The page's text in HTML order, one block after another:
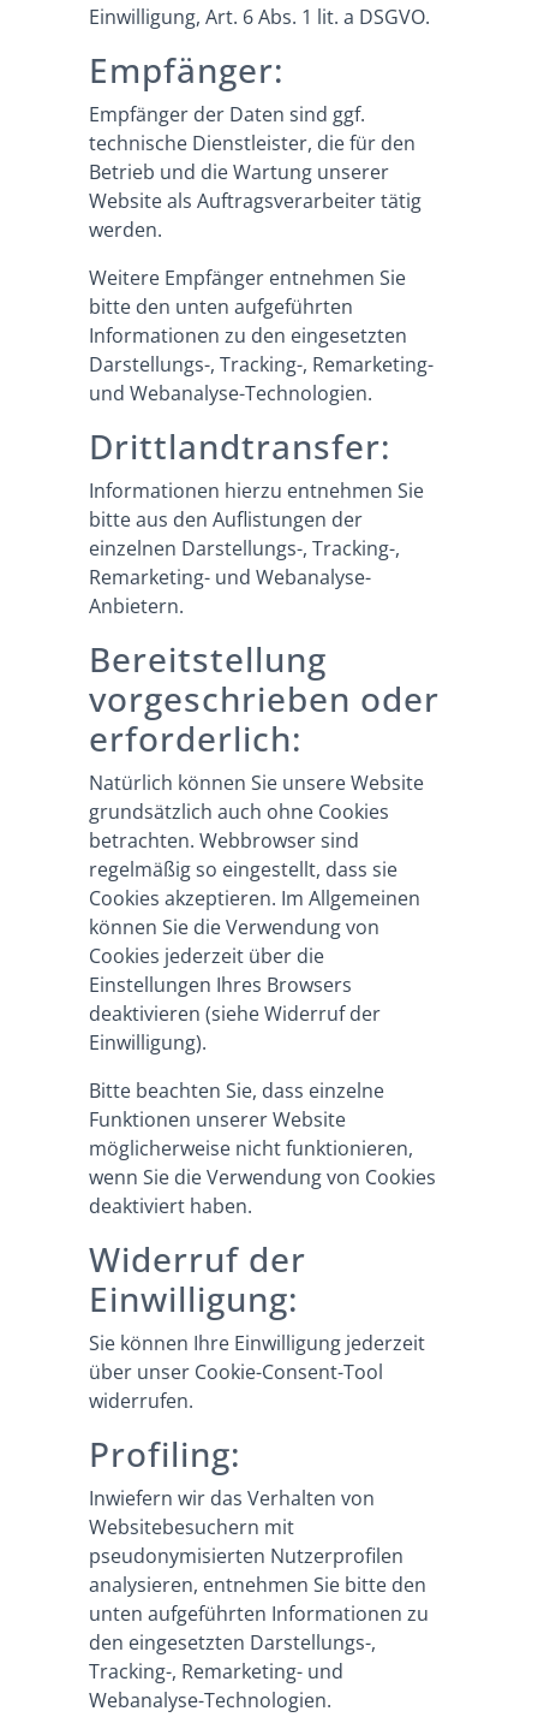
Einwilligung, Art. 6 Abs. 1 lit. a DSGVO.
Empfänger:
Empfänger der Daten sind ggf.
technische Dienstleister, die für den
Betrieb und die Wartung unserer
Website als Auftragsverarbeiter tätig
werden.
Weitere Empfänger entnehmen Sie
bitte den unten aufgeführten
Informationen zu den eingesetzten
Darstellungs-, Tracking-, Remarketing-
und Webanalyse-Technologien.
Drittlandtransfer:
Informationen hierzu entnehmen Sie
bitte aus den Auflistungen der
einzelnen Darstellungs-, Tracking-,
Remarketing- und Webanalyse-
Anbietern.
Bereitstellung
vorgeschrieben oder
erforderlich:
Natürlich können Sie unsere Website
grundsätzlich auch ohne Cookies
betrachten. Webbrowser sind
regelmäßig so eingestellt, dass sie
Cookies akzeptieren. Im Allgemeinen
können Sie die Verwendung von
Cookies jederzeit über die
Einstellungen Ihres Browsers
deaktivieren (siehe Widerruf der
Einwilligung).
Bitte beachten Sie, dass einzelne
Funktionen unserer Website
möglicherweise nicht funktionieren,
wenn Sie die Verwendung von Cookies
deaktiviert haben.
Widerruf der
Einwilligung:
Sie können Ihre Einwilligung jederzeit
über unser Cookie-Consent-Tool
widerrufen.
Profiling:
Inwiefern wir das Verhalten von
Websitebesuchern mit
pseudonymisierten Nutzerprofilen
analysieren, entnehmen Sie bitte den
unten aufgeführten Informationen zu
den eingesetzten Darstellungs-,
Tracking-, Remarketing- und
Webanalyse-Technologien.